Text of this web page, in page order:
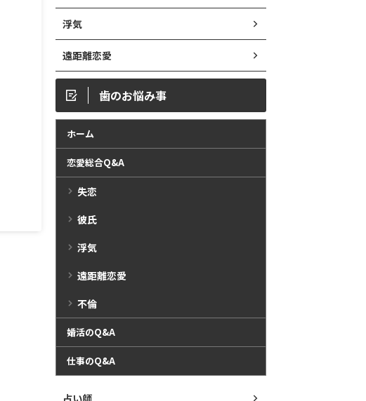
浮気
遠距離恋愛
歯のお悩み事
ホーム
恋愛総合Q&A
失恋
彼氏
浮気
遠距離恋愛
不倫
婚活のQ&A
仕事のQ&A
占い師